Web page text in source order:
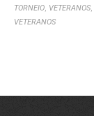
TORNEIO, VETERANOS,
VETERANOS